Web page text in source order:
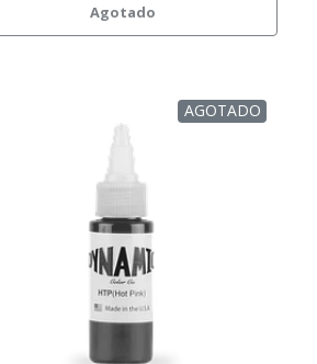
Agotado
AGOTADO